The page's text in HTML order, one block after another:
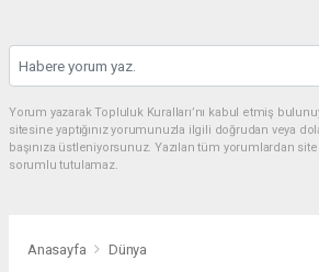
Yorum yazarak Topluluk Kuralları’nı kabul etmiş
sitesine yaptığınız yorumunuzla ilgili doğrudan veya
başınıza üstleniyorsunuz. Yazılan tüm yorumlardan
sorumlu tutulamaz.
Anasayfa Dünya